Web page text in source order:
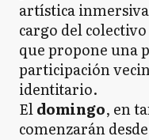
artística
cargo del
que propone una
participación
identitario.
Eldomingo, en
comenzarán